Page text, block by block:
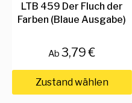
LTB 459 Der Fluch der
Farben (Blaue Ausgabe)
Ab 3,79 €
Zustand wählen